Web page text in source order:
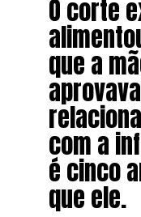
O corte
que a
com a
é cinco
que ele.